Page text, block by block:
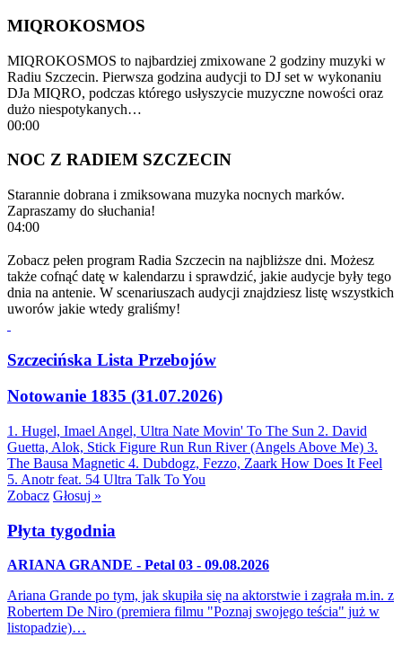
MIQROKOSMOS
MIQROKOSMOS to najbardziej zmixowane 2 godziny muzyki w
Radiu Szczecin. Pierwsza godzina audycji to DJ set w wykonaniu
DJa MIQRO, podczas którego usłyszycie muzyczne nowości oraz
dużo niespotykanych…
00:00
NOC Z RADIEM SZCZECIN
Starannie dobrana i zmiksowana muzyka nocnych marków.
Zapraszamy do słuchania!
04:00
Zobacz pełen program Radia Szczecin na najbliższe dni. Możesz
także cofnąć datę w kalendarzu i sprawdzić, jakie audycje były tego
dnia na antenie. W scenariuszach audycji znajdziesz listę wszystkich
uworów jakie wtedy graliśmy!
Szczecińska Lista Przebojów
Notowanie 1835 (31.07.2026)
1. Hugel, Imael Angel, Ultra Nate Movin' To The Sun 2. David
Guetta, Alok, Stick Figure Run Run River (Angels Above Me) 3.
The Bausa Magnetic 4. Dubdogz, Fezzo, Zaark How Does It Feel
5. Anotr feat. 54 Ultra Talk To You
Zobacz Głosuj »
Płyta tygodnia
ARIANA GRANDE - Petal 03 - 09.08.2026
Ariana Grande po tym, jak skupiła się na aktorstwie i zagrała m.in. z
Robertem De Niro (premiera filmu "Poznaj swojego teścia" już w
listopadzie)…